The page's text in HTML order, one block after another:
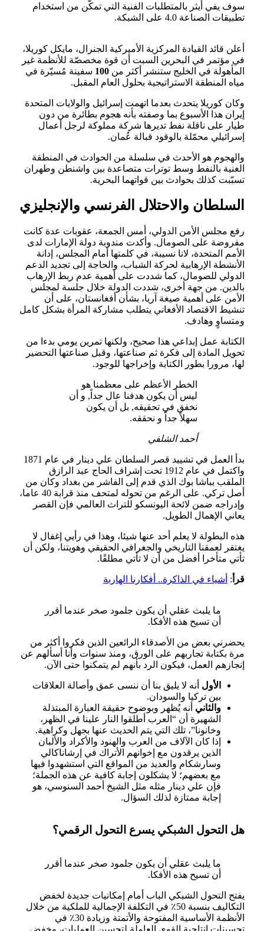
سوف يفي أيثر بالمتطلبات الفنية التي تمكّن من استخدام
تطبيقات الصناعة 4.0 على الشبكة.
أعلن قائد القيادة المركزية الأميركية الجنرال، مايكل كوريلا،
في مؤتمر في البحرين السبت أن قوة مخصصّة للأنظمة غير
المأهولة في الخليج ستنشر أكثر من 100 سفينة مُسيّرة في
مياه المنطقة الاستراتيجية بحلول العام المقبل.
وكان كوريلا يتحدث بعدما اتهمت إسرائيل والولايات المتحدة
إيران هذا الأسبوع بما وصفته بأنه هجوم بطائرة من دون
طيار على ناقلة نفط تديرها شركة مملوكة لرجل أعمال
إسرائيلي محمّلة بالوقود قبالة عُمان.
والهجوم هو الأحدث في سلسلة من الحوادث في المنطقة
الغنية بالنفط وسط توترات متصاعدة بين واشنطن وطهران
تسبّبت كذلك بحوادث بين قواتهما البحرية.
السلطان والاحتلال الفرنسي والإنجليزي
رفع مجلس الأمن الدولي، أمس الجمعة، عقوبات عدة كانت
مفروضة على الصومال. وأكدت مندوبة دولة الإمارات لدى
الأمم المتحدة، لانا نسيبة، في كلمتها أمام المجلس، إدانة
الأنشطة الإرهابية لحركة الشباب، والحاجة إلى تجديد الدعم
الدولي للصومال، كما شددت على أهمية عدم ربط الإرهاب
بالدين. من جهة أخرى، شددت الدولة خلال جلسة لمجلس
الأمن على أهمية صيغة آريا، بشأن أفغانستان، على أن
تنشيط الاقتصاد الأفغاني يتطلب مشاركة المرأة بشكل كامل
ومتساوٍ وهادف.
الكتابة عمل إبداعي هذا صحيح، ولكنها تمرين يومي بدءا من
تحويل المادة إلى فكرة ثم صناعتها، وقبل صناعتها التحضير
لها، مرورا بطور الكتابة وإخراجها للوجود.
الخطر الأعظم على معظمنا هو
ليس أن يكون هدفنا عال جداً, و أن
نخفق في تحقيقه, بل أن يكون
سهلاً جداً و نحققه.
أحمد الشلفي
بدأ العمل في تشييد قصر السلطان علي دينار في عام 1871
واكتمل في عام 1912 تحت إشراف الحاج عبد الرازق
الملقب بباشا بوك الذي قدم إلى الفاشر من بغداد وكان من
أصل تركي. على الرغم من تحوله لمتحف منذ قرابة 40 عاما،
وإدراجه ضمن لائحة اليونسكو للتراث العالمي فإن القصر
يعاني الإهمال الطويل.
هذه البطولة لا يعلم أحد عنها شيئا، وهذا في رأيي إغفال لا
يغتفر لعمقنا التاريخي والجغرافي الحقيقي وهويتنا، ولكن أن
تأتي متأخرا أفضل من أن لا تأتي مطلقًا.
قرأ : أشياء في الذاكرة.. أفكارنا الهاربة
ما يلبث عقلي أن يكون جلمود صخر عندما أقرر
أن تسيح هذه الأفكا.
يحضرني بعض من الأصدقاء الرائعين الذين فكروا أكثر من
مرة بكتابة تجاربهم على الورق، ومنذ سنوات وأنا أسألهم عن
إنجازهم العمل، فيكون الرد بأنهم لم يتمكنوا حتى الآن.
الأول أنه لا يليق بنا أن ننسى عمق وأصالة العلاقات
بين تركيا والسودان.
والثاني أنه يُظهر وبوضوح حقيقة العبارة المبتذلة
الشهيرة أن “العرب أطلقوا النار علينا في الظهر،
وخانونا”، تلك التي يتم الحديث عنها بجهل وكراهية.
إذا كان الآلاف من العرب والهنود والأكراد والألبان
الذين يرقدون مع إخوانهم الأتراك في إرشاناكالي
وسارشكام والعديد من المواقع التي استشهدوا فيها
مع بعضهم؛ لا يشكلون إجابة كافية عن هذه الجملة؛
فإن علي دينار مثله مثل الشيخ أحمد السنوسي، هو
إجابة ممتازة لذلك السؤال.
هل التحول الشبكي يسرع التحول الرقمي؟
ما يلبث عقلي أن يكون جلمود صخر عندما أقرر
أن تسيح هذه الأفكا.
يفتح التحول الشبكي الباب أمام إمكانيات جديدة لخفض
التكاليف بنسبة 50٪ في التكلفة الإجمالية للملكية من خلال
الأنظمة الأساسية المفتوحة والأتمتة وزيادة 30٪ في